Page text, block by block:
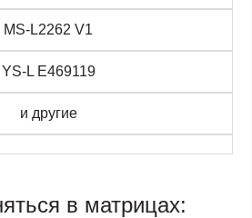
MS-L2262 V1
YS-L E469119
и другие
в матрицах: